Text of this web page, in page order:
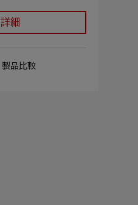
詳細
製品比較